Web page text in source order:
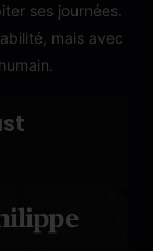
ses journées.
mais avec